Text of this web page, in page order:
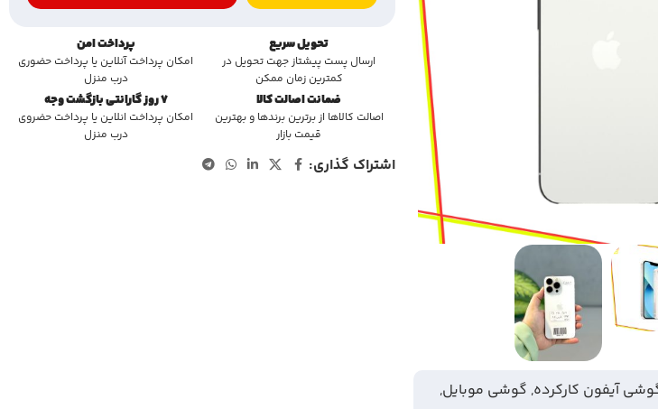
آیفون کارکرده, گوشی موبایل,
تحویل سریع
ارسال پست پیشتاز جهت تحویل در
کمترین زمان ممکن
ضمانت اصالت کالا
اصالت کالاها از برترین برندها و بهترین
قیمت بازار
پرداخت امن
امکان پرداخت آنلاین یا پرداخت حضوری
درب منزل
7 روز گارانتی بازگشت وجه
امکان پرداخت انلاین یا پرداخت حضروی
درب منزل
اشتراک گذاری: